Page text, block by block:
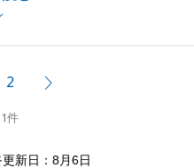
りますご自宅のご売却の
させぬよう注意徹底して
2
件
新日：8月6日